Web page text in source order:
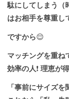
駄にしてしまう（
はお相手を尊重し
ですから😌
マッチングを重ね
効率の人❗️ 理恵が
「事前にサイズ